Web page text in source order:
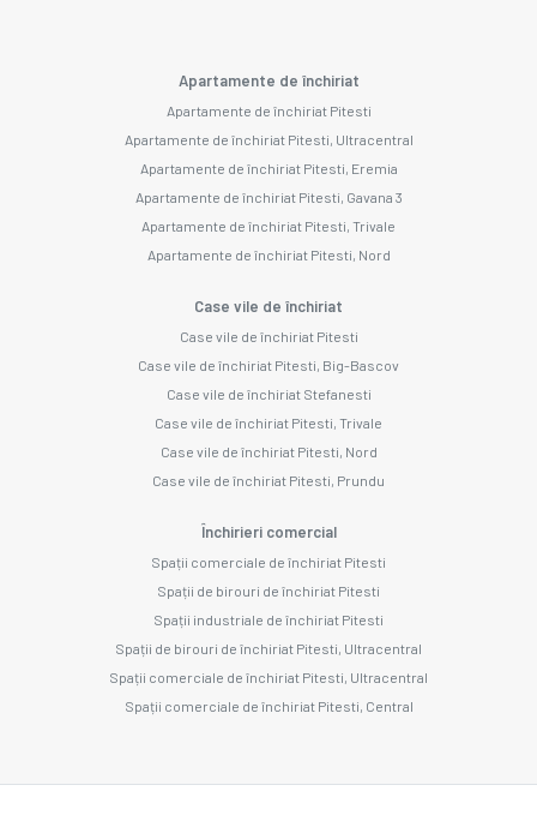
Apartamente de închiriat
Apartamente de închiriat Pitesti
Apartamente de închiriat Pitesti, Ultracentral
Apartamente de închiriat Pitesti, Eremia
Apartamente de închiriat Pitesti, Gavana 3
Apartamente de închiriat Pitesti, Trivale
Apartamente de închiriat Pitesti, Nord
Case vile de închiriat
Case vile de închiriat Pitesti
Case vile de închiriat Pitesti, Big-Bascov
Case vile de închiriat Stefanesti
Case vile de închiriat Pitesti, Trivale
Case vile de închiriat Pitesti, Nord
Case vile de închiriat Pitesti, Prundu
Închirieri comercial
Spații comerciale de închiriat Pitesti
Spații de birouri de închiriat Pitesti
Spații industriale de închiriat Pitesti
Spații de birouri de închiriat Pitesti, Ultracentral
Spații comerciale de închiriat Pitesti, Ultracentral
Spații comerciale de închiriat Pitesti, Central